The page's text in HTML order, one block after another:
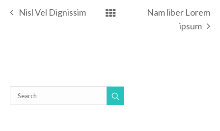
Nisl Vel Dignissim
Nam liber Lorem
ipsum